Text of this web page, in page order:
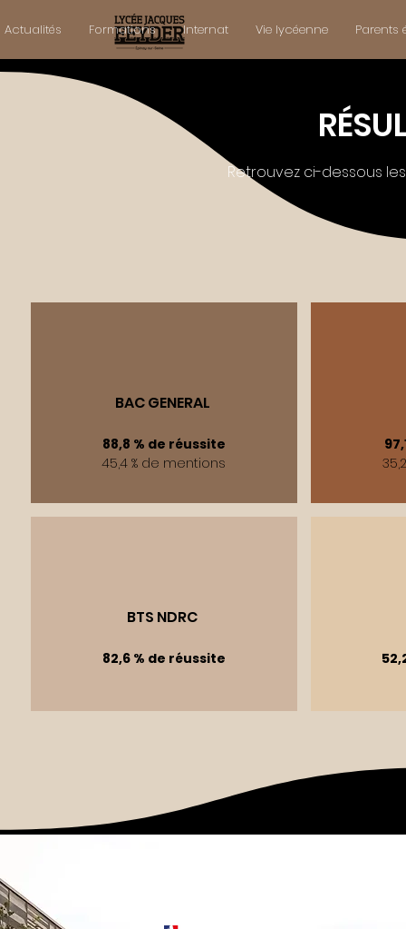
Actualités Formations Internat Vie lycéenne Parents
Retrouvez ci-dessous
BAC GENERAL
88,8 % de réussite
45,4 % de mentions
BTS NDRC
82,6 % de réussite